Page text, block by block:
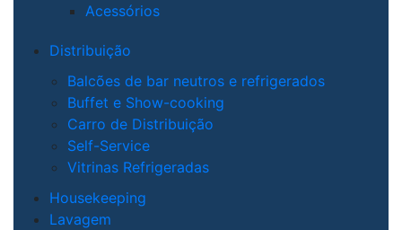
Acessórios
Distribuição
Balcões de bar neutros e refrigerados
Buffet e Show-cooking
Carro de Distribuição
Self-Service
Vitrinas Refrigeradas
Housekeeping
Lavagem